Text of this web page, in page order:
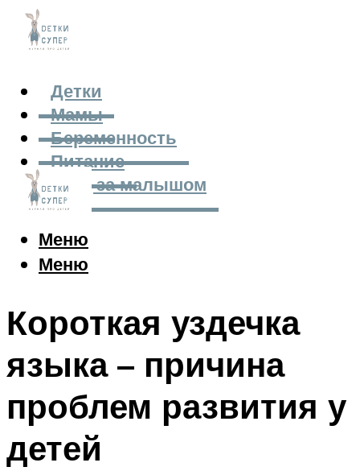
Детки
Мамы
Беременность
Питание
Уход за малышом
Меню
Меню
Короткая уздечка
языка – причина
проблем развития у
детей